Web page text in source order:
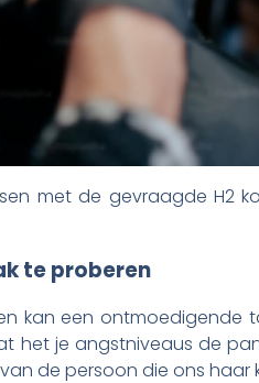
met de gevraagde H2
te proberen
kan een ontmoedigende
het je angstniveaus de
de persoon die ons haar